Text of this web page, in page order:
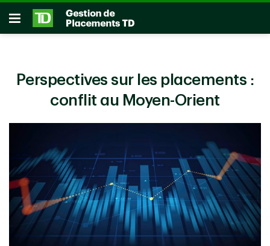
Passer au contenu principal
Ouvrir
Perspectives sur les placements :
conflit au Moyen-Orient